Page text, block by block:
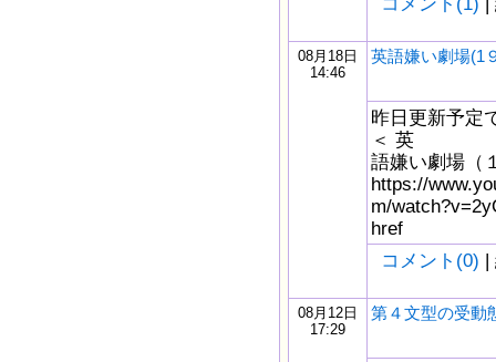
08月18日
14:46
英語嫌い劇場(1
昨日更新予定
＜ 英
語嫌い劇場（
https://
m/
href
コメント(0) |
08月12日
17:29
第４文型の受動